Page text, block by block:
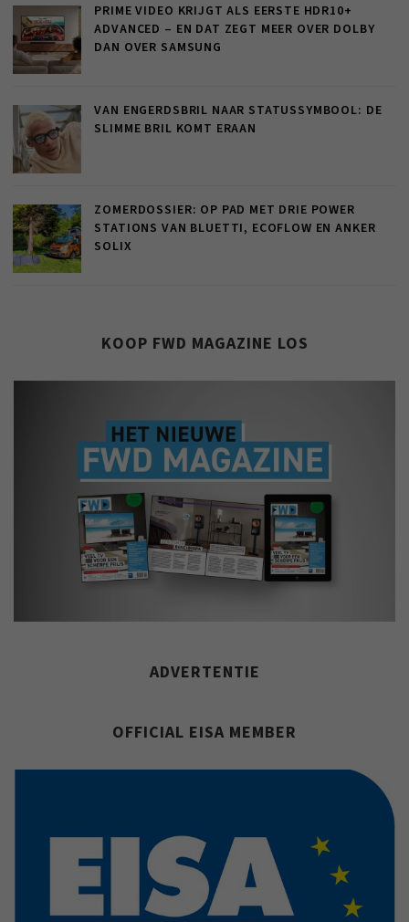
PRIME VIDEO KRIJGT ALS EERSTE HDR10+
ADVANCED – EN DAT ZEGT MEER OVER DOLBY
DAN OVER SAMSUNG
VAN ENGERDSBRIL NAAR STATUSSYMBOOL: DE
SLIMME BRIL KOMT ERAAN
ZOMERDOSSIER: OP PAD MET DRIE POWER
STATIONS VAN BLUETTI, ECOFLOW EN ANKER
SOLIX
KOOP FWD MAGAZINE LOS
ADVERTENTIE
OFFICIAL EISA MEMBER